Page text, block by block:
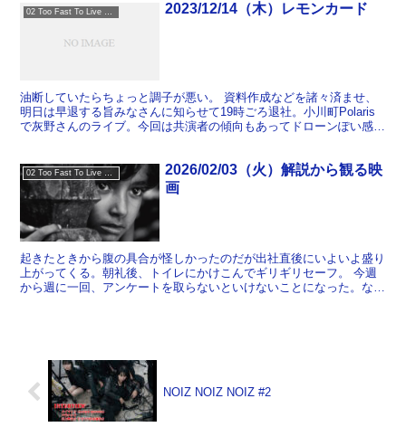
2023/12/14（木）レモンカード
油断していたらちょっと調子が悪い。 資料作成などを諸々済ませ、
明日は早退する旨みなさんに知らせて19時ごろ退社。小川町Polaris
で灰野さんのライブ。今回は共演者の傾向もあってドローンぽい感
2026/02/03（火）解説から観る映
画
起きたときから腹の具合が怪しかったのだが出社直後にいよいよ盛り
上がってくる。朝礼後、トイレにかけこんでギリギリセーフ。 今週
から週に一回、アンケートを取らないといけないことになった。なん
NOIZ NOIZ NOIZ #2